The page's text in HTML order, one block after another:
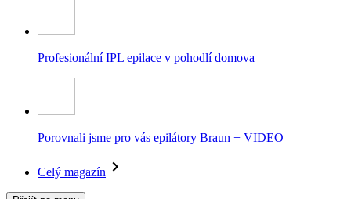
Profesionální IPL epilace v pohodlí domova
Porovnali jsme pro vás epilátory Braun + VIDEO
Celý magazín